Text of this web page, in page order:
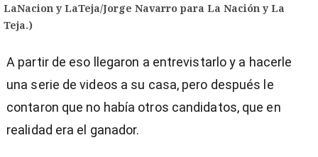
LaNacion y LaTeja/Jorge Navarro para La Nación y La
Teja.)
A partir de eso llegaron a entrevistarlo y a hacerle
una serie de videos a su casa, pero después le
contaron que no había otros candidatos, que en
realidad era el ganador.